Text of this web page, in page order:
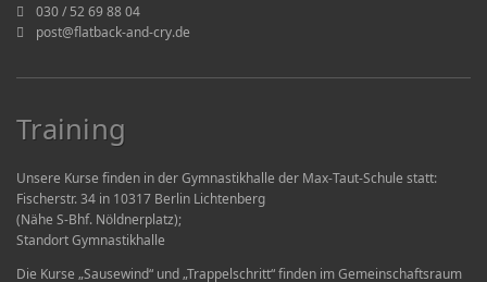
030 / 52 69 88 04
post@flatback-and-cry.de
Training
Unsere Kurse finden in der Gymnastikhalle der Max-Taut-Schule statt:
Fischerstr. 34 in 10317 Berlin Lichtenberg
(Nähe S-Bhf. Nöldnerplatz);
Standort Gymnastikhalle
Die Kurse „Sausewind“ und „Trappelschritt“ finden im Gemeinschaftsraum